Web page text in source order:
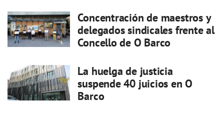
Concentración de maestros y
delegados sindicales frente al
Concello de O Barco
La huelga de justicia
suspende 40 juicios en O
Barco